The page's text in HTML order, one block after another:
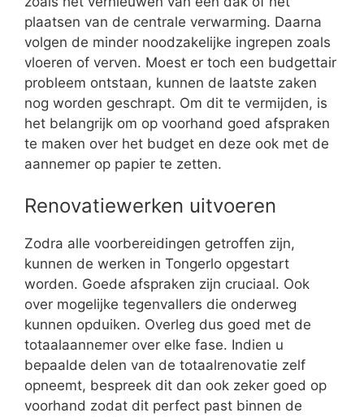
plaatsen van de centrale verwarming. Daarna
volgen de minder noodzakelijke ingrepen zoals
vloeren of verven. Moest er toch een budgettair
probleem ontstaan, kunnen de laatste zaken
nog worden geschrapt. Om dit te vermijden, is
het belangrijk om op voorhand goed afspraken
te maken over het budget en deze ook met de
aannemer op papier te zetten.
Renovatiewerken uitvoeren
Zodra alle voorbereidingen getroffen zijn,
kunnen de werken in Tongerlo opgestart
worden. Goede afspraken zijn cruciaal. Ook
over mogelijke tegenvallers die onderweg
kunnen opduiken. Overleg dus goed met de
totaalaannemer over elke fase. Indien u
bepaalde delen van de totaalrenovatie zelf
opneemt, bespreek dit dan ook zeker goed op
voorhand zodat dit perfect past binnen de